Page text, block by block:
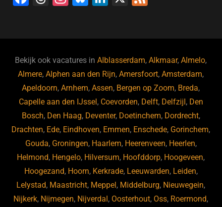
b
o
o
k
d
s
a
m
ky dI
n
Bekijk ook vacatures inAlblasserdam,Alkmaar,Almelo,
Almere,Alphen aan den Rijn,Amersfoort,Amsterdam,
Apeldoorn,Arnhem,Assen, Bergen op Zoom, Breda,
Capelle aan den IJssel, Coevorden, Delft, Delfzijl, Den
Bosch, Den Haag, Deventer, Doetinchem, Dordrecht,
Drachten, Ede, Eindhoven, Emmen, Enschede, Gorinchem,
Gouda, Groningen, Haarlem, Heerenveen, Heerlen,
Helmond, Hengelo, Hilversum, Hoofddorp, Hoogeveen,
Hoogezand, Hoorn, Kerkrade, Leeuwarden, Leiden,
Lelystad, Maastricht, Meppel, Middelburg, Nieuwegein,
Nijkerk, Nijmegen, Nijverdal, Oosterhout, Oss, Roermond,